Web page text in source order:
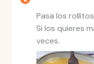
Pasa los
Si los quieres
veces.